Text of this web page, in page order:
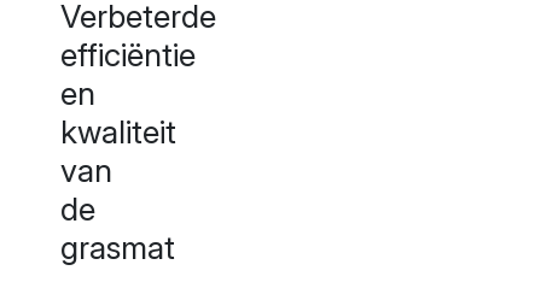
Verbeterde
efficiëntie
en
kwaliteit
van
de
grasmat